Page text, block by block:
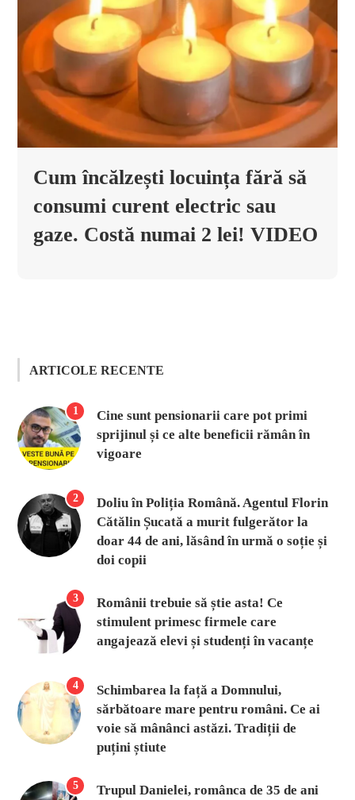
Cum încălzești locuința fără să
consumi curent electric sau
gaze. Costă numai 2 lei! VIDEO
ARTICOLE RECENTE
1
Cine sunt pensionarii care pot primi
sprijinul și ce alte beneficii rămân în
vigoare
2
Doliu în Poliția Română. Agentul Florin
Cătălin Șucată a murit fulgerător la
doar 44 de ani, lăsând în urmă o soție și
doi copii
3
Românii trebuie să știe asta! Ce
stimulent primesc firmele care
angajează elevi și studenți în vacanțe
4
Schimbarea la față a Domnului,
sărbătoare mare pentru români. Ce ai
voie să mânânci astăzi. Tradiții de
puțini știute
5
Trupul Danielei, românca de 35 de ani